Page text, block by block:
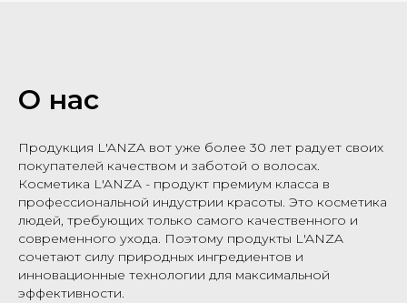
О нас
Продукция L'ANZA вот уже более 30 лет радует своих
покупателей качеством и заботой о волосах.
Косметика L'ANZA - продукт премиум класса в
профессиональной индустрии красоты. Это косметика
людей, требующих только самого качественного и
современного ухода. Поэтому продукты L'ANZA
сочетают силу природных ингредиентов и
инновационные технологии для максимальной
эффективности.